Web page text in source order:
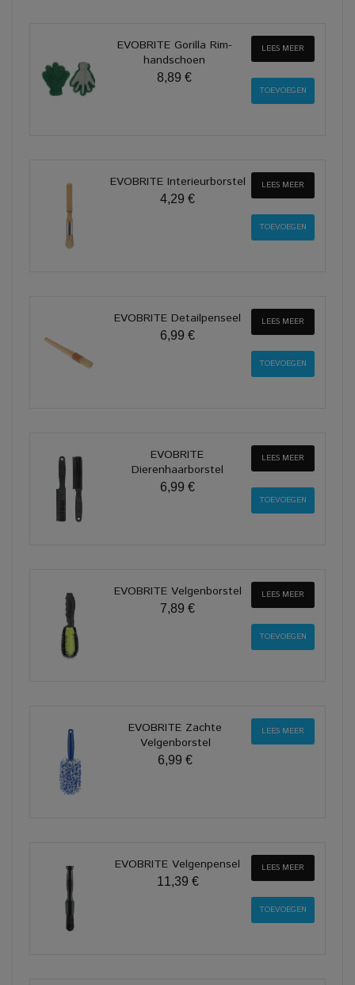
EVOBRITE Gorilla Rim-
handschoen
8,89 €
LEES MEER
EVOBRITE Interieurborstel
4,29 €
LEES MEER
EVOBRITE Detailpenseel
6,99 €
LEES MEER
EVOBRITE
Dierenhaarborstel
6,99 €
LEES MEER
EVOBRITE Velgenborstel
7,89 €
LEES MEER
EVOBRITE Zachte
Velgenborstel
6,99 €
LEES MEER
EVOBRITE Velgenpensel
11,39 €
LEES MEER